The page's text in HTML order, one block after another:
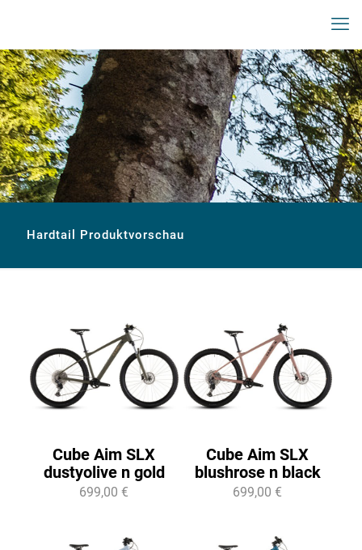
Hardtail Produktvorschau
Cube Aim SLX
dustyolive n gold
699,00 €
Cube Aim SLX
blushrose n black
699,00 €